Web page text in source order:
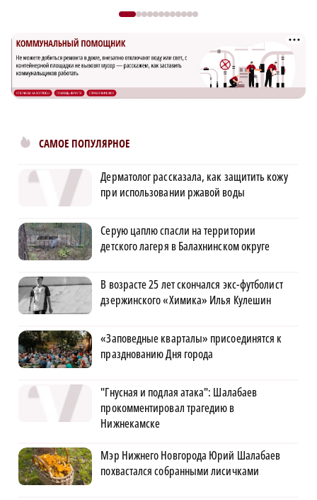
САМОЕ ПОПУЛЯРНОЕ
Дерматолог рассказала, как защитить кожу
при использовании ржавой воды
Серую цаплю спасли на территории
детского лагеря в Балахнинском округе
В возрасте 25 лет скончался экс-футболист
дзержинского «Химика» Илья Кулешин
«Заповедные кварталы» присоединятся к
празднованию Дня города
"Гнусная и подлая атака": Шалабаев
прокомментировал трагедию в
Нижнекамске
Мэр Нижнего Новгорода Юрий Шалабаев
похвастался собранными лисичками